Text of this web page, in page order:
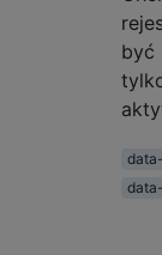
być